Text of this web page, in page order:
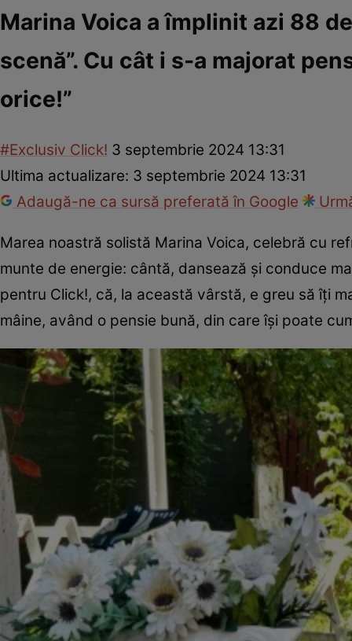
Marina Voica a împlinit azi 88
scenă”. Cu cât i s-a majorat
orice!”
#Exclusiv Click! 3 septembrie 2024 13:31
Ultima actualizare: 3 septembrie 2024 13:31
Adaugă-ne ca sursă preferată în Google
Marea noastră solistă Marina Voica, celebră cu
munte de energie: cântă, dansează și conduce
pentru Click!, că, la această vârstă, e greu să îți
mâine, având o pensie bună, din care își poate